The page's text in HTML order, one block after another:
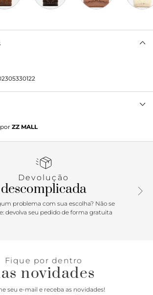
capa frontal e tampo com costuras
e inscrição discreta do nome da
tiras de couro entrelaçadas e
em tampo frontal e encaixe em peça
e divisória interna.
ZZ MALL
Devolução
descomplicada
problema com sua escolha? Não se
devolva seu pedido de forma gratuita
Fique por dentro
novidades
seu e-mail e receba as novidades!